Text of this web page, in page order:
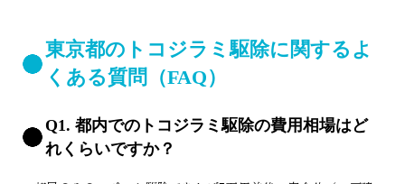
東京都のトコジラミ駆除に関するよ
くある質問（FAQ）
Q1. 都内でのトコジラミ駆除の費用相場はど
れくらいですか？